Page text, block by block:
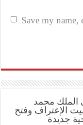
Save my name,
الملك محمد
الإعتراف وفتح
جديدة